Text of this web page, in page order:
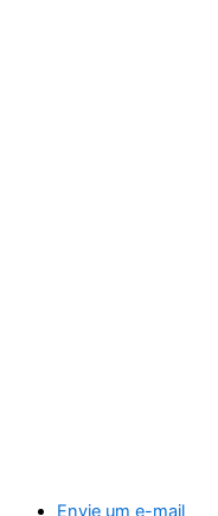
Envie um e-mail